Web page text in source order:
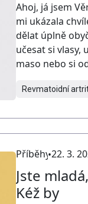
Ahoj, já jsem
mi ukázala
dělat úplně
učesat si vlasy,
maso nebo si
Revmatoidní
Příběhy22. 3.
Jste
Kéž by